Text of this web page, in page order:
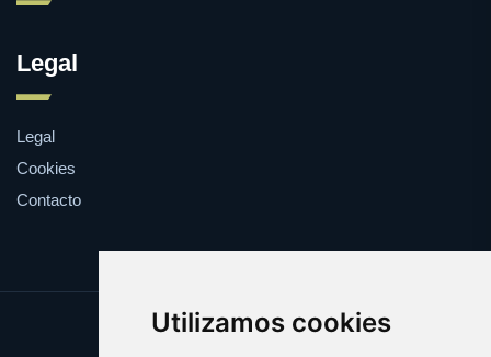
Utilizamos cookies
Legal
Legal
Cookies
Contacto
Update cookies preferences